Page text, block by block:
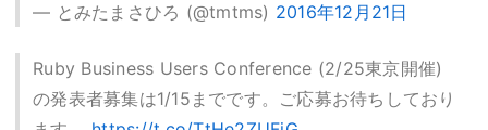
— とみたまさひろ (@tmtms) 2016年12月21日
Ruby Business Users Conference (2/25東京開催)
の発表者募集は1/15までです。ご応募お待ちしており